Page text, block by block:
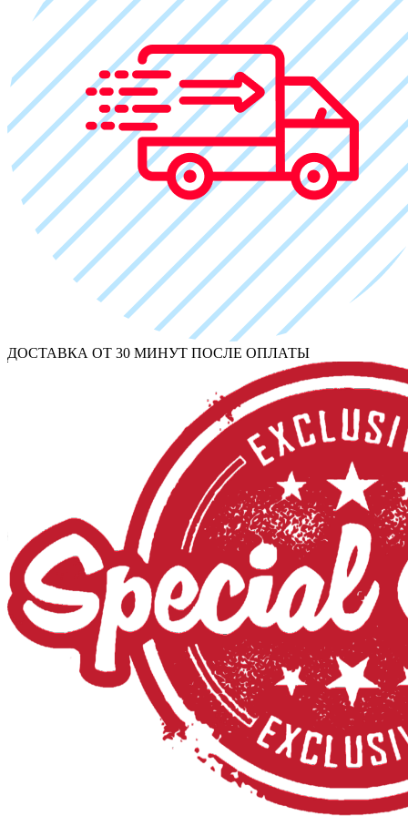
ДОСТАВКА ОТ 30 МИНУТ ПОСЛЕ ОПЛАТЫ